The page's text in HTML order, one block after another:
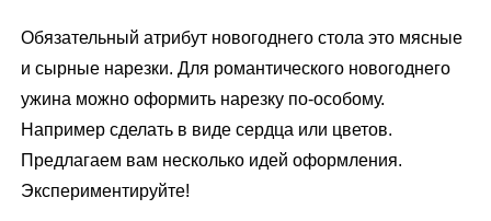
Обязательный атрибут новогоднего стола это мясные
и сырные нарезки. Для романтического новогоднего
ужина можно оформить нарезку по-особому.
Например сделать в виде сердца или цветов.
Предлагаем вам несколько идей оформления.
Экспериментируйте!